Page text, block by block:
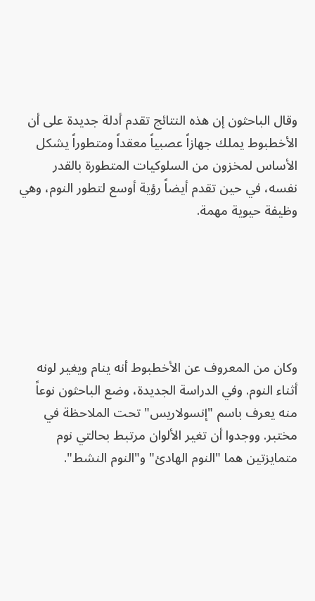
وقال الباحثون إن هذه النتائج تقدم أدلة جديدة على أن
الأخطبوط يملك جهازاً عصبياً معقداً ومتطوراً يشكل
الأساس لمخزون من السلوكيات المتطورة بالقدر
نفسه، في حين تقدم أيضاً رؤية أوسع لتطور النوم، وهي
وظيفة حيوية مهمة.
وكان من المعروف عن الأخطبوط أنه ينام ويغير لونه
أثناء النوم. وفي الدراسة الجديدة، وضع الباحثون نوعاً
منه يعرف باسم "إنسولاريس" تحت الملاحظة في
مختبر. ووجدوا أن تغير الألوان مرتبط بحالتي نوم
متمايزتين هما "النوم الهادئ" و"النوم النشط".